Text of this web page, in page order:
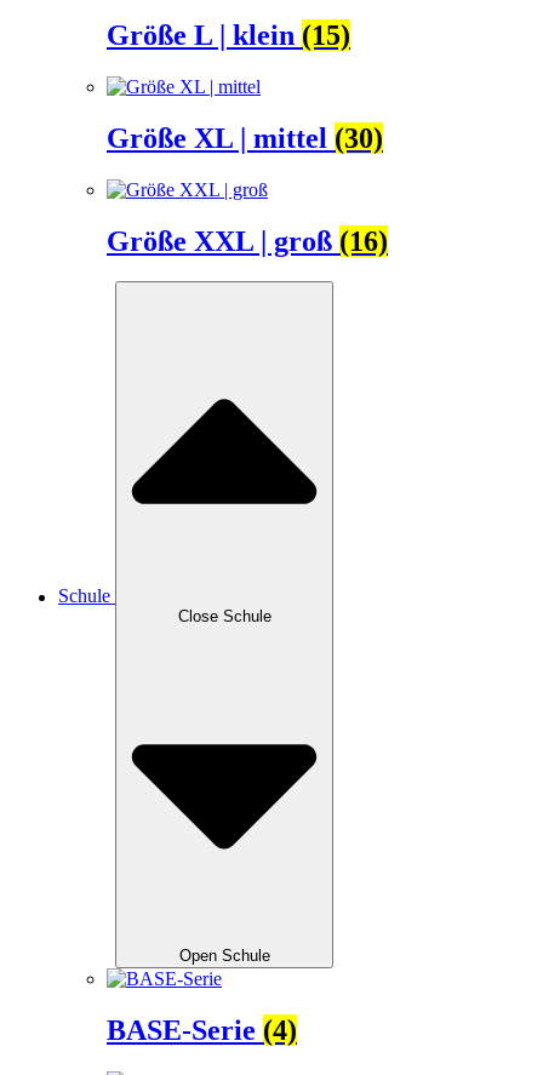
Größe L | klein (15)
Größe XL | mittel (30)
Größe XXL | groß (16)
Schule
Close Schule
Open Schule
BASE-Serie (4)